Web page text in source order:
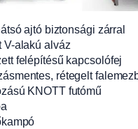
ajtó biztonsági zárral
V-alakú alváz
felépítésű kapcsolófej
rétegelt
KNOTT futómű